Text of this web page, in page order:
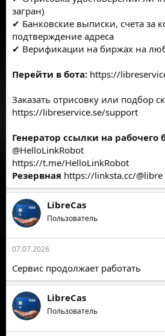
загран)
✔ Банковские выписки, счета за
подтверждение адреса
✔ Верификации на биржах на
Перейти в бота: https://
Заказать отрисовку или подбор
https://libreservice.se/support
Генератор ссылки на рабочего
@HelloLinkRobot
https://t.me/HelloLinkRobot
Резервная https://linksta.cc/@libre
LibreCas
Пользователь
07.07.2026
Сервис продолжает работать
LibreCas
Пользователь